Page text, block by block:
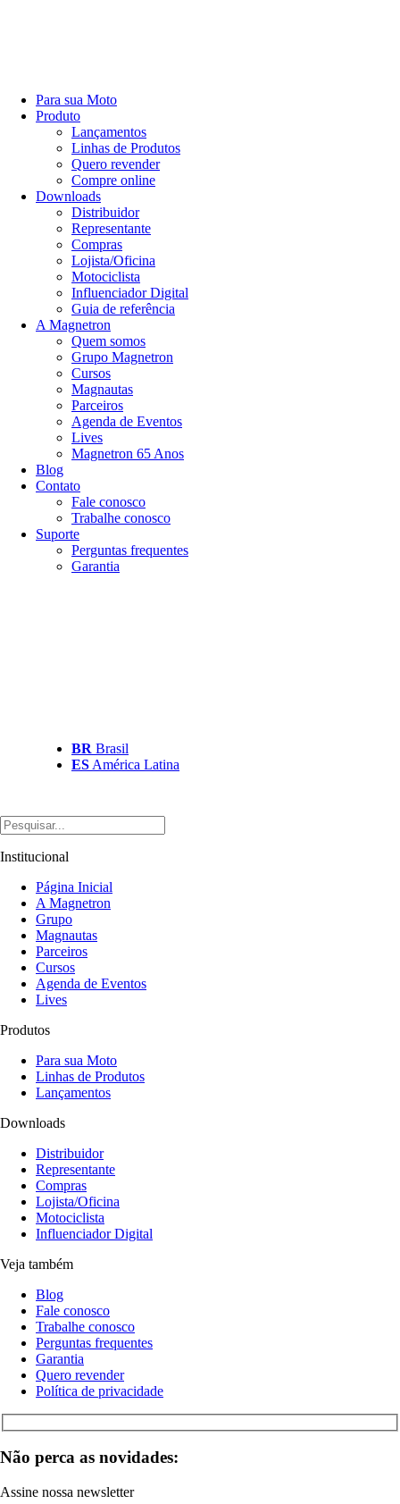
Para sua Moto
Produto
Lançamentos
Linhas de Produtos
Quero revender
Compre online
Downloads
Distribuidor
Representante
Compras
Lojista/Oficina
Motociclista
Influenciador Digital
Guia de referência
A Magnetron
Quem somos
Grupo Magnetron
Cursos
Magnautas
Parceiros
Agenda de Eventos
Lives
Magnetron 65 Anos
Blog
Contato
Fale conosco
Trabalhe conosco
Suporte
Perguntas frequentes
Garantia
BR Brasil
ES América Latina
Institucional
Página Inicial
A Magnetron
Grupo
Magnautas
Parceiros
Cursos
Agenda de Eventos
Lives
Produtos
Para sua Moto
Linhas de Produtos
Lançamentos
Downloads
Distribuidor
Representante
Compras
Lojista/Oficina
Motociclista
Influenciador Digital
Veja também
Blog
Fale conosco
Trabalhe conosco
Perguntas frequentes
Garantia
Quero revender
Política de privacidade
Não perca as novidades:
Assine nossa newsletter